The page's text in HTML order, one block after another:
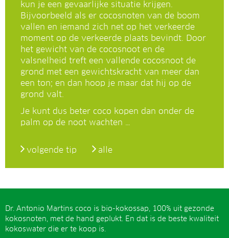
kun je een gevaarlijke situatie krijgen.
Bijvoorbeeld als er cocosnoten van de boom
vallen en iemand zich net op het verkeerde
moment op de verkeerde plaats bevindt. Door
het gewicht van de cocosnoot en de
valsnelheid treft een vallende cocosnoot de
grond met een gewichtskracht van meer dan
een ton; en dan hoop je maar dat hij op de
grond valt.
Je kunt dus beter coco kopen dan onder de
palm op de noot wachten …
volgende tip alle
Dr. Antonio Martins coco is bio-kokossap, 100% uit gezonde
kokosnoten, met de hand geplukt. En dat is de beste kwaliteit
kokoswater die er te koop is.